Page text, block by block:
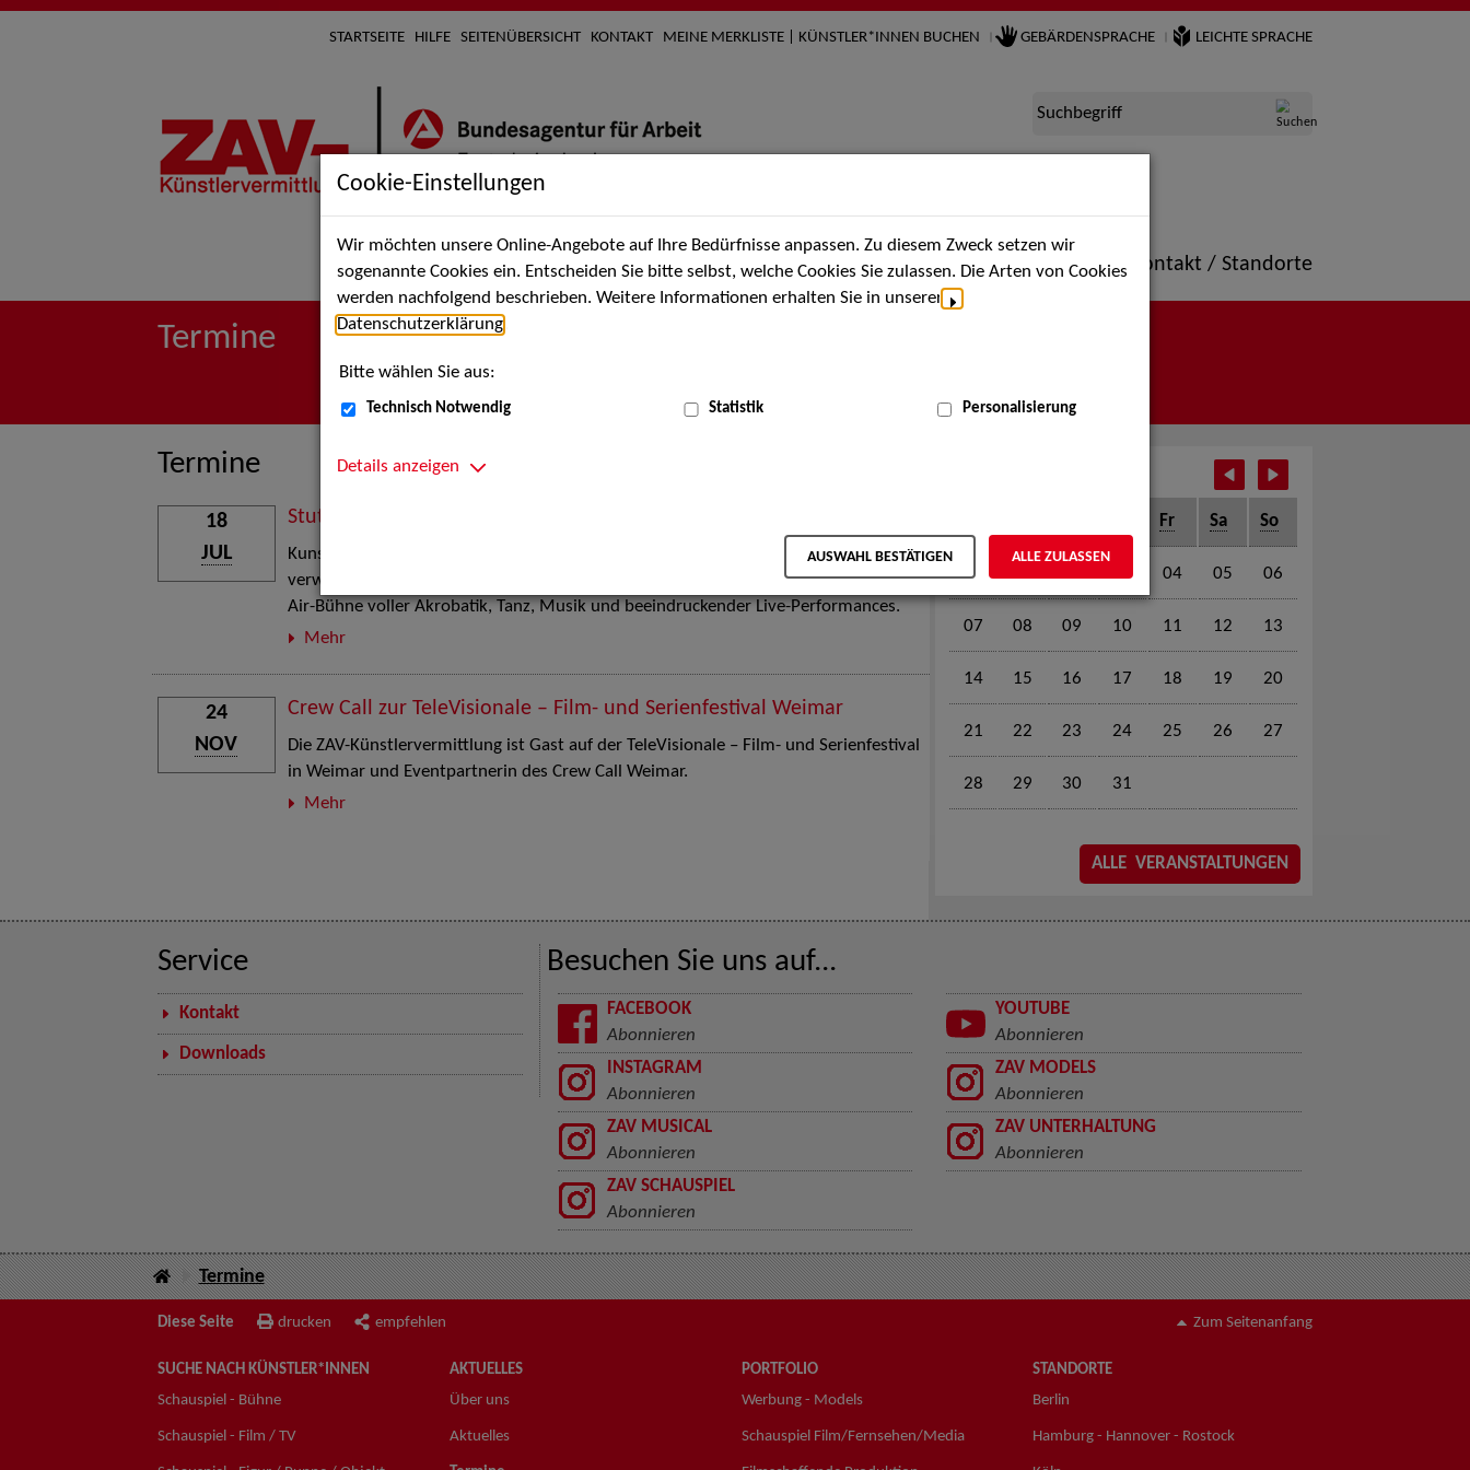
STARTSEITE HILFE SEITENÜBERSICHT KONTAKT MEINE MERKLISTE | KÜNSTLER*INNEN BUCHEN GEBÄRDENSPRACHE LEICHTE SPRACHE
Suchbegriff
Suche nach Künstler*innen Über uns Aktuelles Termine Portfolio Kontakt / Standorte
Termine
Termine
Stuttgart Street Art
Kunst, Live-Acts und Aktionen für Kinder und Familien. Die Stuttgart Street Art
verwandelt den Schlossplatz am 18. Juli 2026 von12 bis 18 Uhr in eine große Open-
Air-Bühne voller Akrobatik, Tanz, Musik und beeindruckender Live-Performances.
Mehr
18
JUL
Crew Call zur TeleVisionale – Film- und Serienfestival Weimar
Die ZAV-Künstlervermittlung ist Gast auf der TeleVisionale – Film- und Serienfestival
in Weimar und Eventpartnerin des Crew Call Weimar.
Mehr
24
NOV
Fr Sa So
03 04 05 06
07 08 09 10 11 12 13
14 15 16 17 18 19 20
21 22 23 24 25 26 27
28 29 30 31
ALLE VERANSTALTUNGEN
Service
Kontakt
Downloads
Besuchen Sie uns auf...
FACEBOOK
Abonnieren
YOUTUBE
Abonnieren
INSTAGRAM
Abonnieren
ZAV MODELS
Abonnieren
ZAV MUSICAL
Abonnieren
ZAV UNTERHALTUNG
Abonnieren
ZAV SCHAUSPIEL
Abonnieren
Termine
Diese Seite drucken empfehlen Zum Seitenanfang
SUCHE NACH KÜNSTLER*INNEN
Schauspiel - Bühne
Schauspiel - Film / TV
AKTUELLES
Über uns
Aktuelles
PORTFOLIO
Werbung - Models
Schauspiel Film/Fernsehen/Media
STANDORTE
Berlin
Hamburg - Hannover - Rostock
Cookie-Einstellungen
Wir möchten unsere Online-Angebote auf Ihre Bedürfnisse anpassen. Zu diesem Zweck setzen wir
sogenannte Cookies ein. Entscheiden Sie bitte selbst, welche Cookies Sie zulassen. Die Arten von Cookies
werden nachfolgend beschrieben. Weitere Informationen erhalten Sie in unserer
Datenschutzerklärung
Bitte wählen Sie aus:
Technisch Notwendig Statistik Personalisierung
Details anzeigen
AUSWAHL BESTÄTIGEN ALLE ZULASSEN